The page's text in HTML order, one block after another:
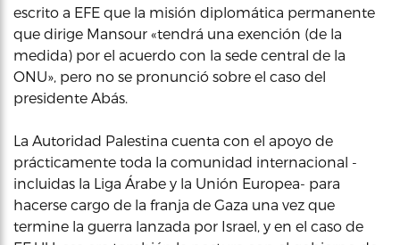
escrito a EFE que la misión diplomática permanente
que dirige Mansour «tendrá una exención (de la
medida) por el acuerdo con la sede central de la
ONU», pero no se pronunció sobre el caso del
presidente Abás.
La Autoridad Palestina cuenta con el apoyo de
prácticamente toda la comunidad internacional -
incluidas la Liga Árabe y la Unión Europea- para
hacerse cargo de la franja de Gaza una vez que
termine la guerra lanzada por Israel, y en el caso de